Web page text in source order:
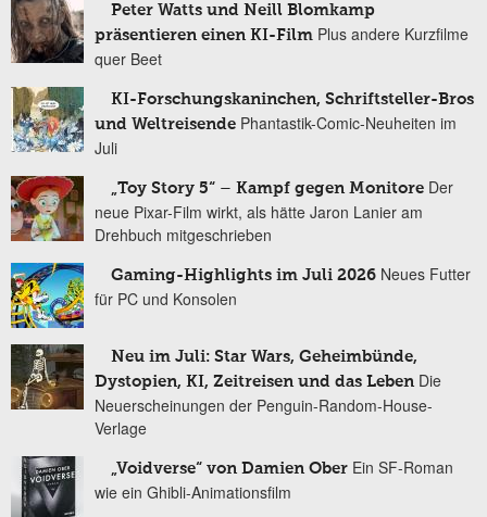
Peter Watts und Neill Blomkamp
präsentieren einen KI-Film Plus andere Kurzfilme
quer Beet
KI-Forschungskaninchen, Schriftsteller-Bros
und Weltreisende Phantastik-Comic-Neuheiten im
Juli
„Toy Story 5“ – Kampf gegen Monitore Der
neue Pixar-Film wirkt, als hätte Jaron Lanier am
Drehbuch mitgeschrieben
Gaming-Highlights im Juli 2026 Neues Futter
für PC und Konsolen
Neu im Juli: Star Wars, Geheimbünde,
Dystopien, KI, Zeitreisen und das Leben Die
Neuerscheinungen der Penguin-Random-House-
Verlage
„Voidverse“ von Damien Ober Ein SF-Roman
wie ein Ghibli-Animationsfilm